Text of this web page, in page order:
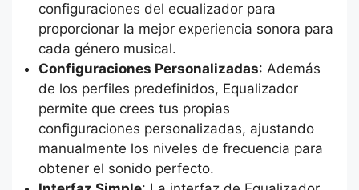
configuraciones del ecualizador para
proporcionar la mejor experiencia sonora para
cada género musical.
Configuraciones Personalizadas: Además
de los perfiles predefinidos, Equalizador
permite que crees tus propias
configuraciones personalizadas, ajustando
manualmente los niveles de frecuencia para
obtener el sonido perfecto.